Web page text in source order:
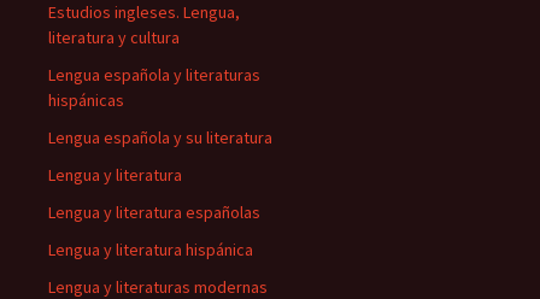
Estudios ingleses. Lengua,
literatura y cultura
Lengua española y literaturas
hispánicas
Lengua española y su literatura
Lengua y literatura
Lengua y literatura españolas
Lengua y literatura hispánica
Lengua y literaturas modernas